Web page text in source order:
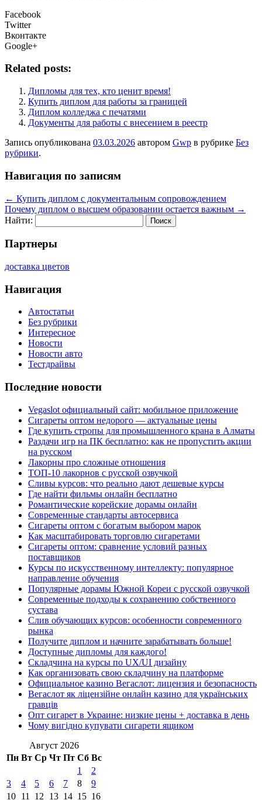
Facebook
Twitter
Вконтакте
Google+
Related posts:
Дипломы для тех, кто ценит время!
Купить диплом для работы за границей
Диплом колледжа с печатями
Документы для работы с внесением в реестр
Запись опубликована 03.03.2026 автором Gwp в рубрике Без
рубрики.
Навигация по записям
← Купить диплом с документальным сопровождением
Почему диплом о высшем образовании остается важным →
Найти:
Партнеры
доставка цветов
Навигация
Автостатьи
Без рубрики
Интересное
Новости
Новости авто
Тестдрайвы
Последние новости
Vegaslot официальный сайт: мобильное приложение
Сигареты оптом недорого — актуальные цены
Где купить стропы для промышленного крана в Алматы
Раздачи игр на ПК бесплатно: как не пропустить акции
на русском
Лакорны про сложные отношения
ТОП-10 лакорнов с русской озвучкой
Сливы курсов: что реально дают дешевые курсы
Где найти фильмы онлайн бесплатно
Романтические корейские дорамы онлайн
Современные стандарты автосервиса
Сигареты оптом с богатым выбором марок
Как масштабировать торговлю сигаретами
Сигареты оптом: сравнение условий разных
поставщиков
Курсы по искусственному интеллекту: популярное
направление обучения
Популярные дорамы Южной Кореи с русской озвучкой
Современные подходы к сохранению собственного
сустава
Слив обучающих курсов: особенности современного
рынка
Получите диплом и начните зарабатывать больше!
Доступные дипломы для каждого!
Складчина на курсы по UX/UI дизайну
Как организовать свою складчину на платформе
Официальное казино Вегаслот: лицензия и безопасность
Вегаслот як ліцензійне онлайн казино для українських
гравців
Опт сигарет в Украине: низкие цены + доставка в день
Чому вигідно купувати сигарети ящиком
Август 2026
Пн Вт Ср Чт Пт Сб Вс
1
2
3
4 5 6 7 8
9
10 11 12 13 14 15 16